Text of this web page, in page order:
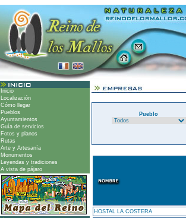
Inicio
Localización
Cómo llegar
Pueblos
Ayuntamientos
Guía de servicios
Fotos y planos
Rutas
Arte y Artesanía
Monumentos
Leyendas y tradiciones
A vista de pájaro
Pueblo
HOSTAL LA COSTERA